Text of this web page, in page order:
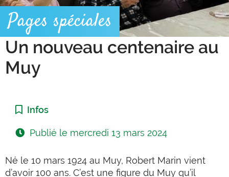
Pages spéciales
Un nouveau centenaire au
Muy
Catégorie :
Infos
Publié le mercredi 13 mars 2024
Né le 10 mars 1924 au Muy, Robert Marin vient
d’avoir 100 ans. C’est une figure du Muy qu’il